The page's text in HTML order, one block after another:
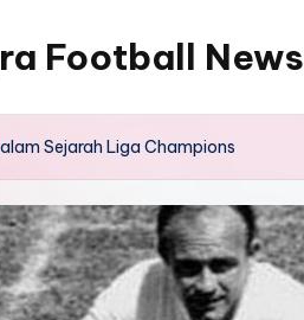
Football News
Sejarah Liga Champions